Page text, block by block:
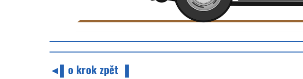
◄▌o krok zpět ▐